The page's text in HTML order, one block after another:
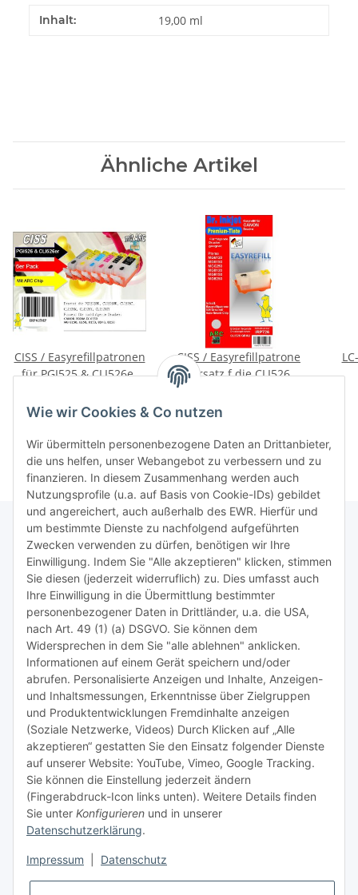
Inhalt: 19,00 ml
Ähnliche Artikel
CISS / Easyrefillpatronen
für PGI525 & CLI526er
Graupatrone
4,66 € pro 1
CISS / Easyrefillpatrone
als Ersatz f.die CLI526GY
TiDis Lizenzsystem
Meist besuchte Seiten:
Tipps & Tricks rund um Sublimation
TiDis Videos auf Youtube
Nachfüllpreise für Druckerpatronen
Refillservice Patronen verpacken
TiDis Druckerwerkstatt
TiDis PC & Notebookwerkstatt
TiDis eScooter Werkstatt
Wie wir Cookies & Co nutzen
Wir übermitteln personenbezogene Daten an Drittanbieter,
die uns helfen, unser Webangebot zu verbessern und zu
finanzieren. In diesem Zusammenhang werden auch
Nutzungsprofile (u.a. auf Basis von Cookie-IDs) gebildet
und angereichert, auch außerhalb des EWR. Hierfür und
um bestimmte Dienste zu nachfolgend aufgeführten
Zwecken verwenden zu dürfen, benötigen wir Ihre
Einwilligung. Indem Sie "Alle akzeptieren" klicken, stimmen
Sie diesen (jederzeit widerruflich) zu. Dies umfasst auch
Ihre Einwilligung in die Übermittlung bestimmter
personenbezogener Daten in Drittländer, u.a. die USA,
nach Art. 49 (1) (a) DSGVO. Sie können dem
Widersprechen in dem Sie "alle ablehnen" anklicken.
Informationen auf einem Gerät speichern und/oder
abrufen. Personalisierte Anzeigen und Inhalte, Anzeigen-
und Inhaltsmessungen, Erkenntnisse über Zielgruppen
und Produktentwicklungen Fremdinhalte anzeigen
(Soziale Netzwerke, Videos) Durch Klicken auf „Alle
akzeptieren“ gestatten Sie den Einsatz folgender Dienste
auf unserer Website: YouTube, Vimeo, Google Tracking.
Sie können die Einstellung jederzeit ändern
(Fingerabdruck-Icon links unten). Weitere Details finden
Sie unter Konfigurieren und in unserer
Datenschutzerklärung.
Impressum Datenschutz